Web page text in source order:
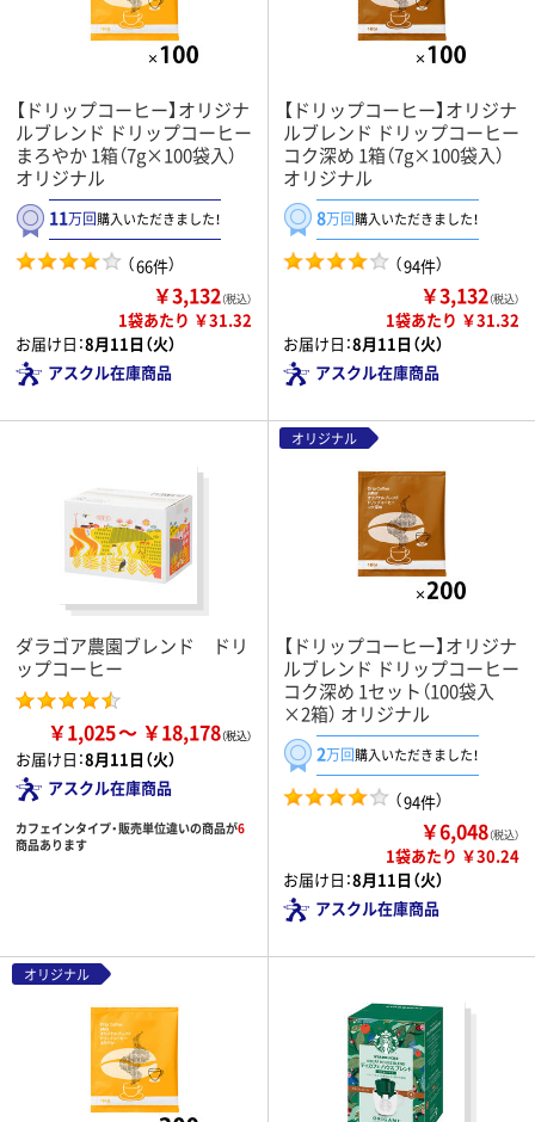
【ドリップコーヒー】オリジナ
ルブレンド ドリップコーヒー
まろやか 1箱（7g×100袋入）
オリジナル
11万回購入いただきました！
（66件）
￥3,132（税込）
1袋あたり ￥31.32
お届け日：8月11日（火）
アスクル在庫商品
【ドリップコーヒー】オリジナ
ルブレンド ドリップコーヒー
コク深め 1箱（7g×100袋入）
オリジナル
8万回購入いただきました！
（94件）
￥3,132（税込）
1袋あたり ￥31.32
お届け日：8月11日（火）
アスクル在庫商品
ダラゴア農園ブレンド ドリ
ップコーヒー
￥1,025 ￥18,178
お届け日：8月11日（火）
アスクル在庫商品
カフェインタイプ・販売単位違いの商品が6
商品あります
オリジナル
【ドリップコーヒー】オリジナ
ルブレンド ドリップコーヒー
コク深め 1セット（100袋入
×2箱） オリジナル
2万回購入いただきました！
（94件）
￥6,048（税込）
1袋あたり ￥30.24
お届け日：8月11日（火）
アスクル在庫商品
オリジナル